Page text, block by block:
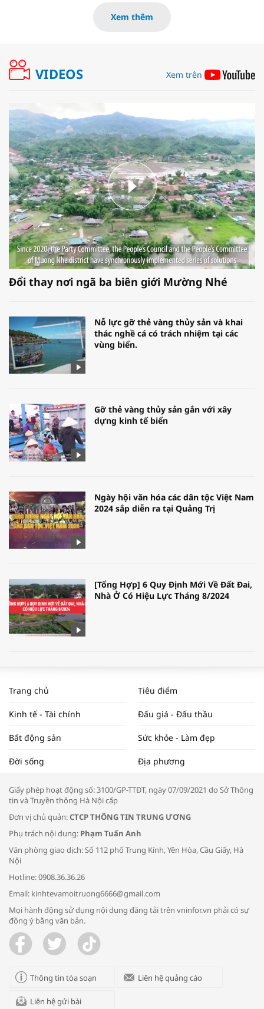
Xem thêm
VIDEOS Xem trên
Đổi thay nơi ngã ba biên giới Mường Nhé
Nỗ lực gỡ thẻ vàng thủy sản và khai
thác nghề cá có trách nhiệm tại các
vùng biển.
Gỡ thẻ vàng thủy sản gắn với xây
dựng kinh tế biển
Ngày hội văn hóa các dân tộc Việt Nam
2024 sắp diễn ra tại Quảng Trị
[Tổng Hợp] 6 Quy Định Mới Về Đất Đai,
Nhà Ở Có Hiệu Lực Tháng 8/2024
NAM NĂM 2024 VÀ NĂM 2025 | NHỊP
ĐẬP THỊ TRƯỜNG #62
Tọa đàm “Xúc tiến thương mại: Khơi
Bác sĩ tư vấn cách phòng tránh bệnh
đường hô hấp trong thời tiết giao mùa
Trao yêu thương cho em
Trang chủ Tiêu điểm
Kinh tế - Tài chính Đấu giá - Đấu thầu
Bất động sản Sức khỏe - Làm đẹp
Đời sống Địa phương
Giấy phép hoạt động số: 3100/GP-TTĐT, ngày 07/09/2021 do Sở Thông
tin và Truyền thông Hà Nội cấp
Đơn vị chủ quản:CTCP THÔNG TIN TRUNG ƯƠNG
Phụ trách nội dung: Phạm Tuấn Anh
Văn phòng giao dịch: Số 112 phố Trung Kính, Yên Hòa, Cầu Giấy, Hà
Nội
Hotline: 0908.36.36.26
Email: kinhtevamoitruong6666@gmail.com
Mọi hành động sử dụng nội dung đăng tải trên vninfor.vn phải có sự
đồng ý bằng văn bản.
Thông tin tòa soạn Liên hệ quảng cáo
Liên hệ gửi bài